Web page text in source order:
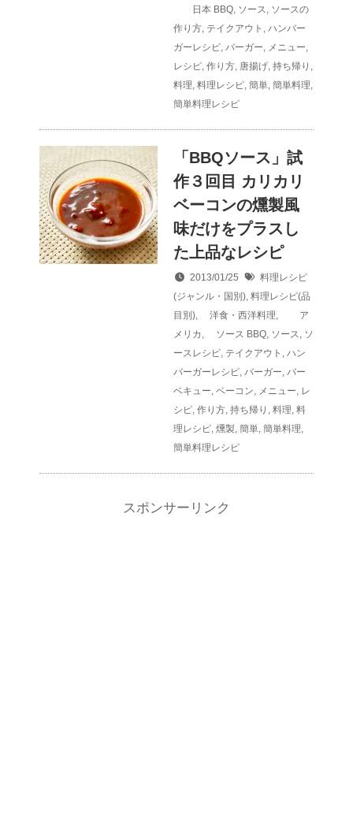
日本 BBQ, ソース, ソースの
作り方, テイクアウト , ハンバー
ガーレシピ, バーガー, メニュー,
レシピ, 作り方, 唐揚げ, 持ち帰り ,
料理, 料理レシピ, 簡単, 簡単料理,
簡単料理レシピ
「BBQソース」試
作３回目 カリカリ
ベーコンの燻製風
味だけをプラスし
た上品なレシピ
2013/01/25
料理レシピ
(ジャンル・国別), 料理レシピ(品
目別), 洋食・西洋料理,
ア
メリカ , ソース BBQ, ソース, ソ
ースレシピ, テイクアウト , ハン
バーガーレシピ, バーガー, バー
ベキュー, ベーコン, メニュー, レ
シピ, 作り方, 持ち帰り , 料理, 料
理レシピ, 燻製, 簡単, 簡単料理,
簡単料理レシピ
スポンサーリンク